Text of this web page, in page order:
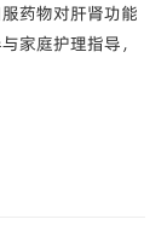
药物对肝肾功能
家庭护理指导，